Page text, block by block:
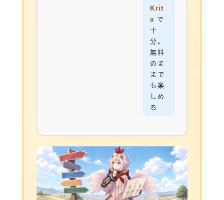
Krit
a で
十
分。
無料
のま
まで
も楽
しめ
る